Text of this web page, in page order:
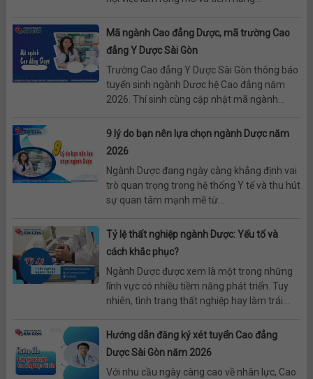
Mã ngành Cao đẳng Dược, mã trường Cao
đẳng Y Dược Sài Gòn
Trường Cao đẳng Y Dược Sài Gòn thông báo
tuyển sinh ngành Dược hệ Cao đẳng năm
2026. Thí sinh cùng cập nhật mã ngành...
9 lý do bạn nên lựa chọn ngành Dược năm
2026
Ngành Dược đang ngày càng khẳng định vai
trò quan trọng trong hệ thống Y tế và thu hút
sự quan tâm mạnh mẽ từ...
Tỷ lệ thất nghiệp ngành Dược: Yếu tố và
cách khắc phục?
Ngành Dược được xem là một trong những
lĩnh vực có nhiều tiềm năng phát triển. Tuy
nhiên, tình trạng thất nghiệp hay làm trái...
Hướng dẫn đăng ký xét tuyển Cao đẳng
Dược Sài Gòn năm 2026
Với nhu cầu ngày càng cao về nhân lực, Cao